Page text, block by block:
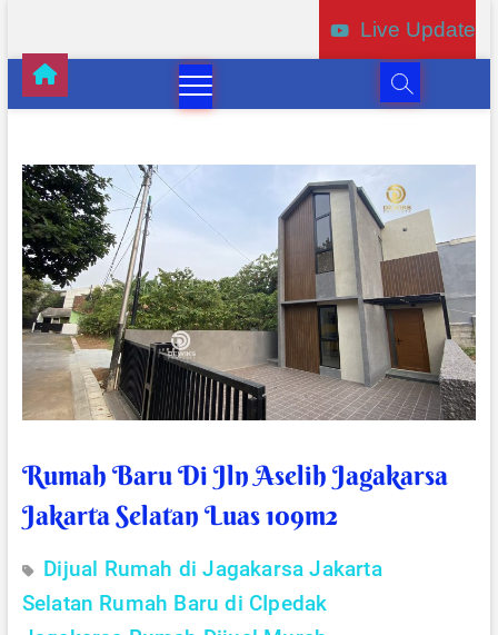
Live Update
Rumah Baru Di Jln Aselih Jagakarsa
Jakarta Selatan Luas 109m2
Dijual Rumah di Jagakarsa Jakarta
Selatan Rumah Baru di CIpedak